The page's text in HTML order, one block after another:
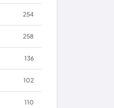
254
258
136
102
110